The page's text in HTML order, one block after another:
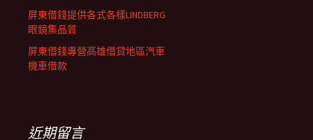
屏東借錢提供各式各樣LINDBERG
眼鏡集品質
屏東借錢專營高雄借貸地區汽車
機車借款
近期留言